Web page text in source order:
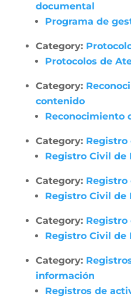
documental
Programa de
Category:
Protocolos de
Category:
contenido
Reconocimiento
Category: Registro
Registro Civil de
Category:
Registro Civil de
Category:
Registro Civil de
Category:
información
Registros de